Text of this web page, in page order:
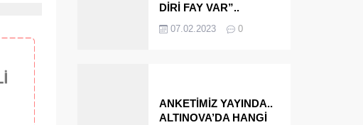
DİRİ FAY VAR”..
ÇINARCIK..
07.02.2023 0
ANKETİMİZ YAYINDA..
ALTINOVA’DA HANGİ